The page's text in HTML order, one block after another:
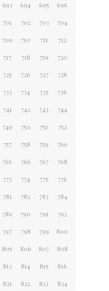
693 694 695 696
701 702 703 704
709 710 711 712
717 718 719 720
725 726 727 728
733 734 735 736
741 742 743 744
749 750 751 752
757 758 759 760
765 766 767 768
773 774 775 776
781 782 783 784
789 790 791 792
797 798 799 800
805 806 807 808
813 814 815 816
821 822 823 824